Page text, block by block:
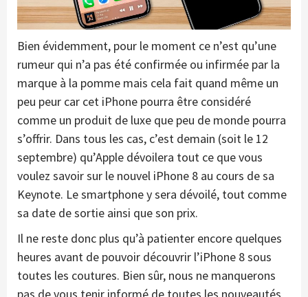
Bien évidemment, pour le moment ce n’est qu’une
rumeur qui n’a pas été confirmée ou infirmée par la
marque à la pomme mais cela fait quand même un
peu peur car cet iPhone pourra être considéré
comme un produit de luxe que peu de monde pourra
s’offrir. Dans tous les cas, c’est demain (soit le 12
septembre) qu’Apple dévoilera tout ce que vous
voulez savoir sur le nouvel iPhone 8 au cours de sa
Keynote. Le smartphone y sera dévoilé, tout comme
sa date de sortie ainsi que son prix.
Il ne reste donc plus qu’à patienter encore quelques
heures avant de pouvoir découvrir l’iPhone 8 sous
toutes les coutures. Bien sûr, nous ne manquerons